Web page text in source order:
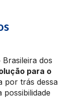
Brasileira dos
para o
por trás dessa
possibilidade